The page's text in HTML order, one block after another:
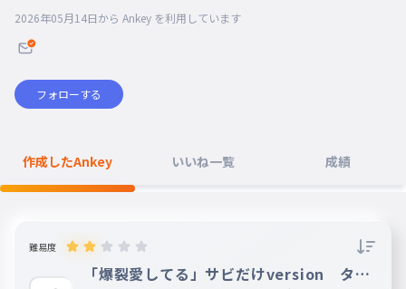
2026年05月14日から Ankey を利用しています
フォローする
作成したAnkey いいね一覧 成績
難易度
「爆裂愛してる」サビだけversion タイ